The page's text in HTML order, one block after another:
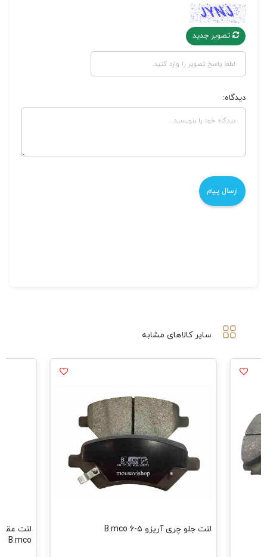
تصویر جدید
دیدگاه:
سایر کالاهای مشابه
لنت عقب مگان-بسترن-